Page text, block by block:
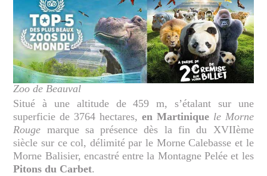
Zoo de Beauval
Situé à une altitude de 459 m, s’étalant sur une
superficie de 3764 hectares, en Martinique le Morne
Rouge marque sa présence dès la fin du XVIIème
siècle sur ce col, délimité par le Morne Calebasse et le
Morne Balisier, encastré entre la Montagne Pelée et les
Pitons du Carbet.